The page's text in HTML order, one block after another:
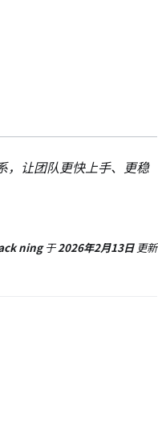
让团队更快上手、更稳
ning 于2026年2月13日 更新